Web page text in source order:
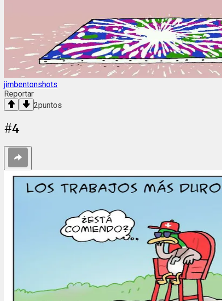
jimbentonshots
Reportar
2puntos
#4